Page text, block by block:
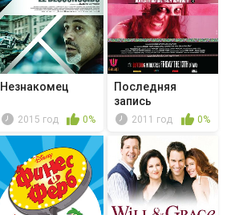
Незнакомец
2015 год 0%
Последняя
запись
2011 год 0%